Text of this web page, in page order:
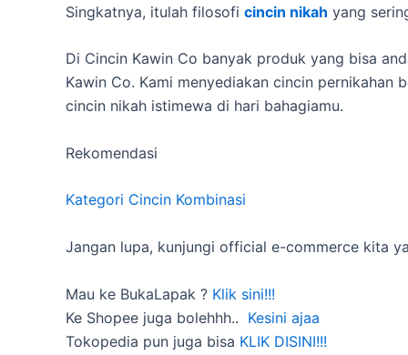
Singkatnya, itulah filosofi cincin nikah yang
Di Cincin Kawin Co banyak produk yang bisa
Kawin Co. Kami menyediakan cincin pernikahan
cincin nikah istimewa di hari bahagiamu.
Rekomendasi
Kategori Cincin Kombinasi
Jangan lupa, kunjungi official e-commerce kita
Mau ke BukaLapak ? Klik sini!!!
Ke Shopee juga bolehhh.. Kesini ajaa
Tokopedia pun juga bisa KLIK DISINI!!!